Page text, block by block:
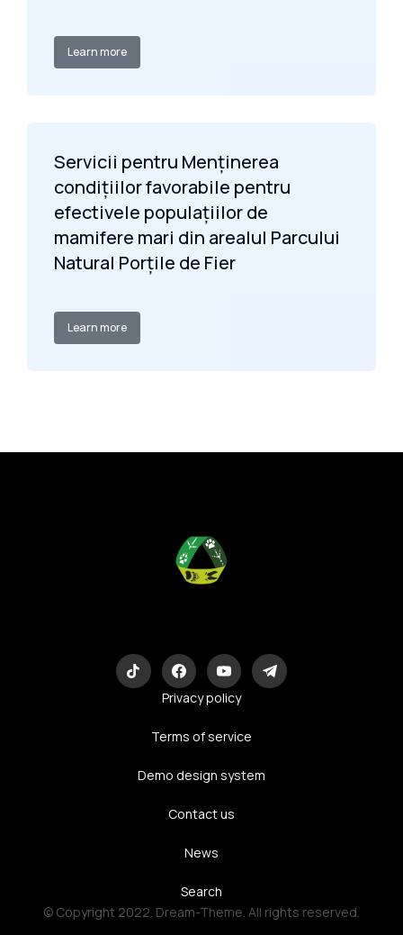
Learn more
Servicii pentru Menținerea
condițiilor favorabile pentru
efectivele populațiilor de
mamifere mari din arealul Parcului
Natural Porțile de Fier
Learn more
Privacy policy
Terms of service
Demo design system
Contact us
News
Search
© Copyright 2022. Dream-Theme. All rights reserved.